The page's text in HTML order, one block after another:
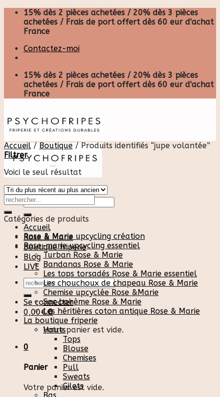
Skip
content
15% dès 2 pièces achetées / 20% dès 3 pièces
achetées / Frais de port offert dès 60 eur d'achat
France
Contactez-moi
15% dès 2 pièces achetées / 20% dès 3 pièces
achetées / Frais de port offert dès 60 eur d'achat
France
Recherche
pour :
Accueil
Rose & Marie
Boutique friperie
Blog
LIVE
Recherche
pour :
Se connecter
0,00€ 0
Votre panier est vide.
0
Panier
Votre panier est vide.
Accueil / Boutique /Produits identifiés “jupe volantée”
Filtrer
Voici le seul résultat
Catégories de produits
Rose & Marie upcycling création
Rose-marie upcycling essentiel
Turban Rose & Marie
Bandanas Rose & Marie
Les tops torsadés Rose & Marie essentiel
Les chouchoux de chapeau Rose & Marie
Chemise upcyclée Rose &Marie
Sac bohème Rose & Marie
Les héritières coton antique Rose & Marie
La boutique friperie
Hauts
Tops
Blouse
Chemises
Pull
Sweats
Gilets